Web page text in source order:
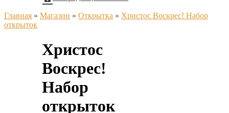
Главная » Магазин » Открытка » Христос Воскрес! Набор
открыток
Христос
Воскрес!
Набор
открыток